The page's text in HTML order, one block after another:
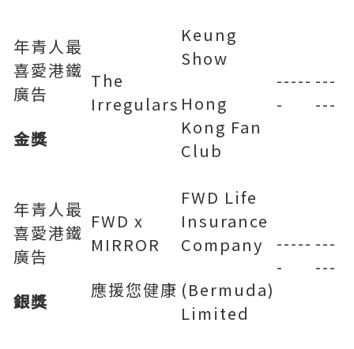
年青人最
喜愛港鐵
廣告
金獎
The
Irregulars
Keung
Show
Hong
Kong Fan
Club
-----
-
---
---
年青人最
喜愛港鐵
廣告
銀獎
FWD x
MIRROR
應援您健康
FWD Life
Insurance
Company
(Bermuda)
Limited
-----
-
---
---